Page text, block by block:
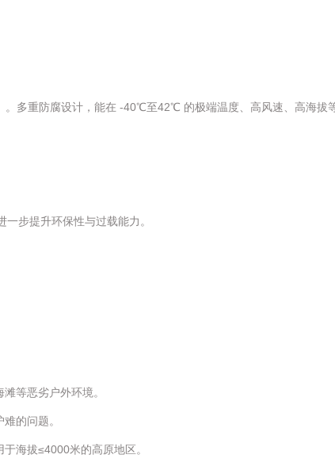
多重防腐设计，能在 -40℃至42℃ 的极端温度、高风速、高海拔
步提升环保性与过载能力。
等恶劣户外环境。
的问题。
海拔≤4000米的高原地区。